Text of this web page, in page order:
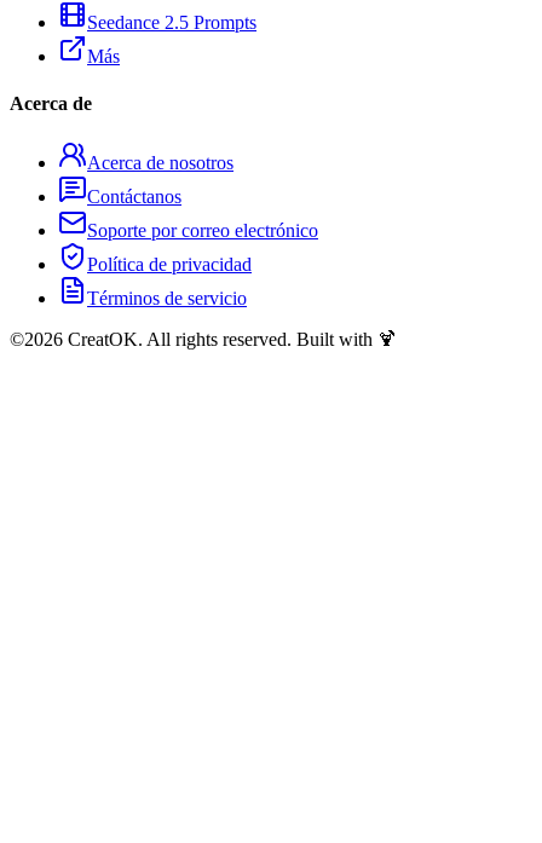
Seedance 2.5 Prompts
Más
Acerca de
Acerca de nosotros
Contáctanos
Soporte por correo electrónico
Política de privacidad
Términos de servicio
©2026 CreatOK. All rights reserved. Built with 🍹